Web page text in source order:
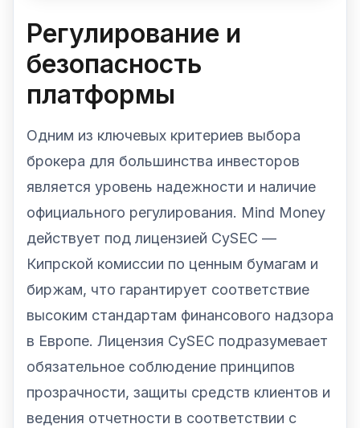
Регулирование и
безопасность
платформы
Одним из ключевых критериев выбора
брокера для большинства инвесторов
является уровень надежности и наличие
официального регулирования. Mind Money
действует под лицензией CySEC —
Кипрской комиссии по ценным бумагам и
биржам, что гарантирует соответствие
высоким стандартам финансового надзора
в Европе. Лицензия CySEC подразумевает
обязательное соблюдение принципов
прозрачности, защиты средств клиентов и
ведения отчетности в соответствии с